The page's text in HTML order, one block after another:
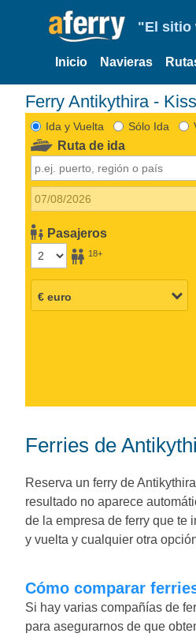
"El sitio
Inicio Navieras
Ferry Antikythira -
Ida y Vuelta Sólo Ida
Ruta de ida
Pasajeros
18+
Ferries de
Reserva un ferry de
resultado no aparece
de la empresa de ferry que te
y vuelta y cualquier otra
Cómo comparar
Si hay varias compañías de
para asegurarnos de que